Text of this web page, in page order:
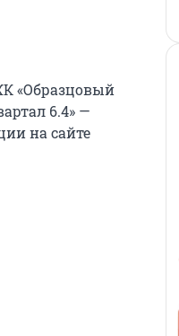
«Образцовый
6.4» —
на сайте